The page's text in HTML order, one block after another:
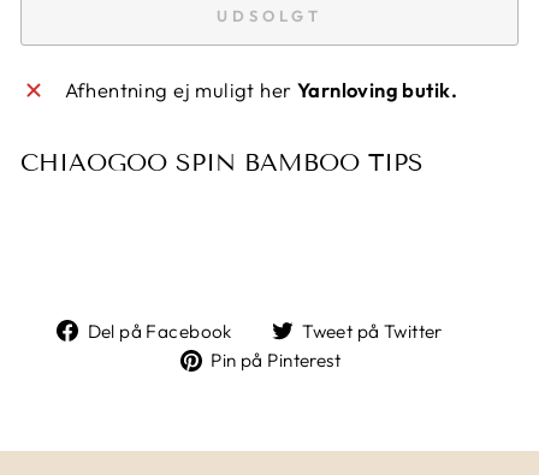
UDSOLGT
Afhentning ej muligt her Yarnloving butik.
CHIAOGOO SPIN BAMBOO TIPS
Del på Facebook
Del
på
Tweet på Twitter
Pin på Pinterest